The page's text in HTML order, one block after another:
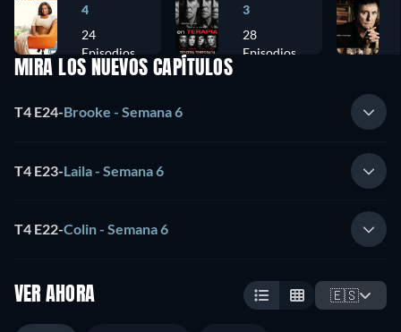
4
24
Episodios
3
28
Episodios
MIRA LOS NUEVOS CAPÍTULOS
T4 E24-Brooke - Semana 6
T4 E23-Laila - Semana 6
T4 E22-Colin - Semana 6
VER AHORA 🇪🇸